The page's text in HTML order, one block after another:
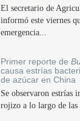
El secretario de
informó este viernes
emergencia...
Primer reporte de
causa estrías
de azúcar en China
Se observaron estrías
rojizo a lo largo de las